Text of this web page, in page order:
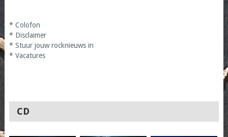
* Colofon
* Disclaimer
* Stuur jouw rocknieuws in
* Vacatures
CD